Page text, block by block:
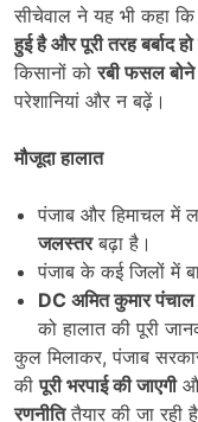
सीचेवाल ने यह भी कहा कि
हुई है और पूरी तरह बर्बाद
किसानों कोरबी फसल
परेशानियां और न बढ़ें।
मौजूदा हालात
पंजाब और हिमाचल में
जलस्तरबढ़ा है।
पंजाब के कई जिलों में
DC अमित कुमार पंचाल
को हालात की पूरी
कुल मिलाकर, पंजाब
कीपूरी भरपाई की जाएगी
रणनीतितैयार की जा रही